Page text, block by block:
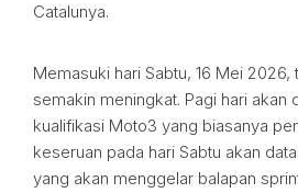
Catalunya.
Memasuki hari Sabtu, 16 Mei
semakin meningkat. Pagi hari akan
kualifikasi Moto3 yang biasanya
keseruan pada hari Sabtu akan
yang akan menggelar balapan